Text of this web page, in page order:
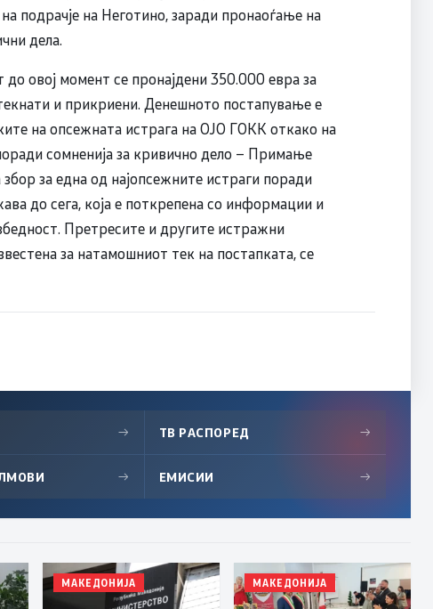
подрачје на Неготино, заради пронаоѓање на
дела.
овој момент се пронајдени 350.000 евра за
и прикриени. Денешното постапување е
на опсежната истрага на ОЈО ГОКК откако на
сомненија за кривично дело – Примање
за една од најопсежните истраги поради
до сега, која е поткрепена со информации и
Претресите и другите истражни
за натамошниот тек на постапката, се
→ ТВ РАСПОРЕД →
→ ЕМИСИИ →
МАКЕДОНИЈА МАКЕДОНИЈА